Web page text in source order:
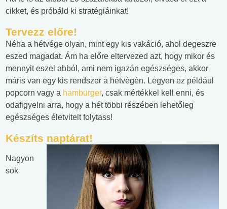
cikket, és próbáld ki stratégiáinkat!
Tervezz előre!
Néha a hétvége olyan, mint egy kis vakáció, ahol degeszre
eszed magadat. Ám ha előre eltervezed azt, hogy mikor és
mennyit eszel abból, ami nem igazán egészséges, akkor
máris van egy kis rendszer a hétvégén. Legyen ez például
popcorn vagy a hamburger, csak mértékkel kell enni, és
odafigyelni arra, hogy a hét többi részében lehetőleg
egészséges életvitelt folytass!
Készíts naptárat!
Nagyon
sok